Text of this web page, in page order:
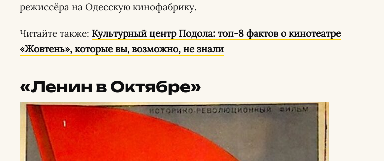
режиссёра на Одесскую кинофабрику.
Читайте также: Культурный центр Подола: топ-8 фактов о кинотеатре
«Жовтень», которые вы, возможно, не знали
«Ленин в Октябре»